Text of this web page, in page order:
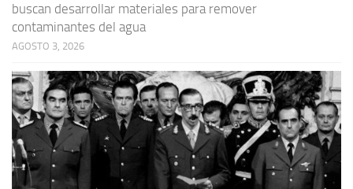
buscan desarrollar materiales para remover
contaminantes del agua
AGOSTO 3, 2026